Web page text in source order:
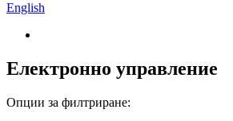
English
Електронно управление
Опции за филтриране: